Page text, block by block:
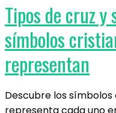
Tipos de cruz
símbolos
representan
Descubre los